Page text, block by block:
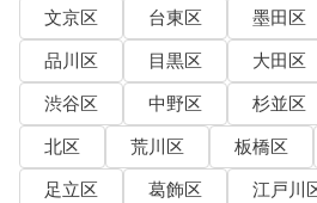
文京区
台東区 墨田区
品川区
目黒区 大田区
渋谷区
中野区 杉並区
北区
荒川区 板橋区
足立区
葛飾区 江戸川